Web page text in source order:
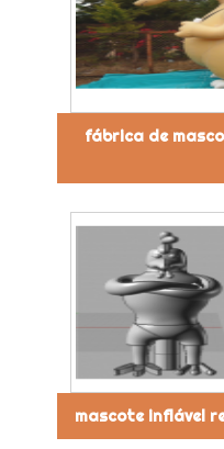
fábrica de
mascote inflável